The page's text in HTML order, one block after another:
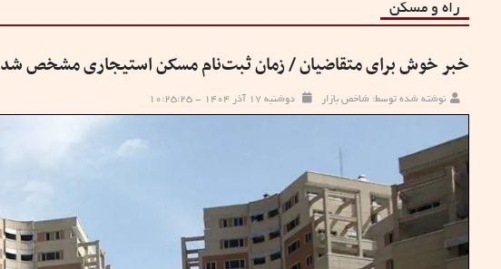
راه و مسکن
خبر خوش برای متقاضیان / زمان ثبت‌نام مسکن استیجاری مشخص شد
نوشته شده توسط: شاخص بازار دوشنبه ۱۷ آذر ۱۴۰۴ - ۱۰:۲۵:۲۵